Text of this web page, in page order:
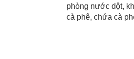
phòng nước dột,
cà phê, chứa cà